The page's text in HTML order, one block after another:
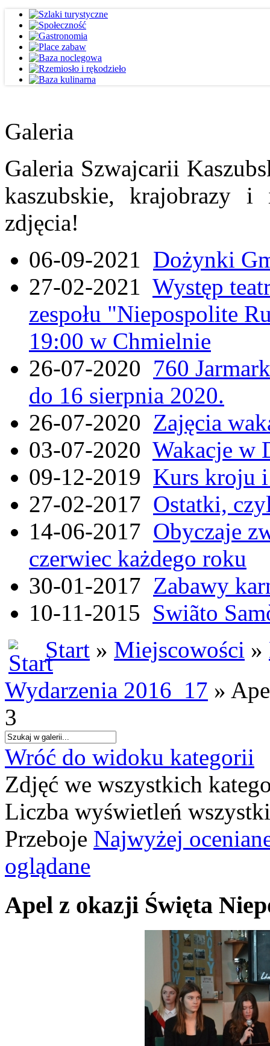
Galeria
Galeria Szwajcarii
kaszubskie, krajobrazy
zdjęcia!
06-09-2021 Dożynki
27-02-2021 Występ
zespołu "Niepospolite
19:00 w Chmielnie
26-07-2020 760
do 16 sierpnia 2020.
26-07-2020 Zajęcia
03-07-2020 Wakacje w
09-12-2019 Kurs kroju i
27-02-2017 Ostatki,
14-06-2017 Obyczaje
czerwiec każdego roku
30-01-2017 Zabawy
10-11-2015 Swiãto
Start » Miejscowości »
Wydarzenia 2016_17 »
3
Wróć do widoku kategorii
Zdjęć we wszystkich
Liczba wyświetleń
Przeboje Najwyżej
oglądane
Apel z okazji Święta